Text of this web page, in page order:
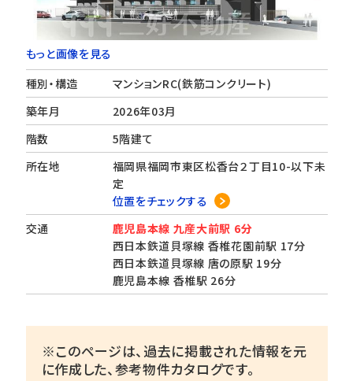
もっと画像を見る
種別・構造
マンションRC(鉄筋コンクリート)
築年月
2026年03月
階数
5階建て
所在地
福岡県福岡市東区松香台２丁目10-以下未
定
位置をチェックする
交通
鹿児島本線 九産大前駅 6分
西日本鉄道貝塚線 香椎花園前駅 17分
西日本鉄道貝塚線 唐の原駅 19分
鹿児島本線 香椎駅 26分
※このページは、過去に掲載された情報を元
に作成した、参考物件カタログです。